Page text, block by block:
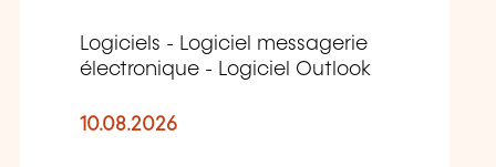
Logiciels - Logiciel messagerie
électronique - Logiciel Outlook
10.08.2026